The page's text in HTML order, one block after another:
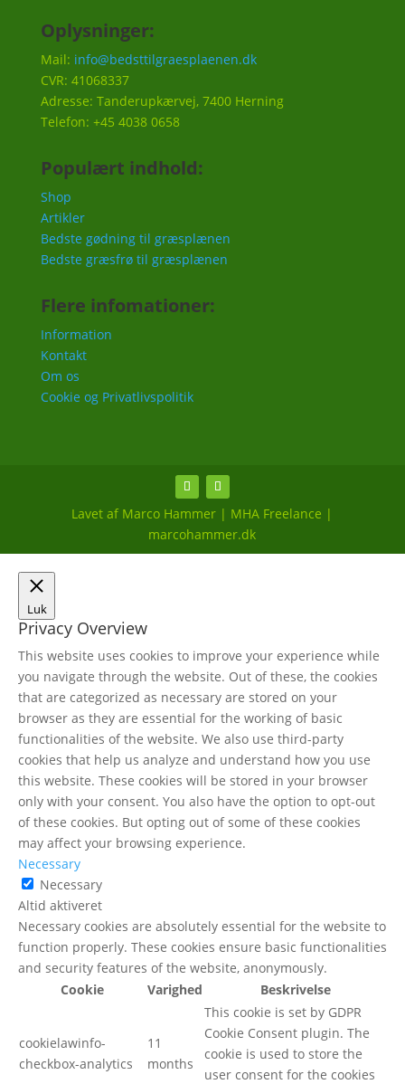
Oplysninger:
Mail: info@bedsttilgraesplaenen.dk
CVR: 41068337
Adresse: Tanderupkærvej, 7400 Herning
Telefon: +45 4038 0658
Populært indhold:
Shop
Artikler
Bedste gødning til græsplænen
Bedste græsfrø til græsplænen
Flere infomationer:
Information
Kontakt
Om os
Cookie og Privatlivspolitik
Lavet af Marco Hammer | MHA Freelance |
marcohammer.dk
Luk
Privacy Overview
This website uses cookies to improve your experience while
you navigate through the website. Out of these, the cookies
that are categorized as necessary are stored on your
browser as they are essential for the working of basic
functionalities of the website. We also use third-party
cookies that help us analyze and understand how you use
this website. These cookies will be stored in your browser
only with your consent. You also have the option to opt-out
of these cookies. But opting out of some of these cookies
may affect your browsing experience.
Necessary
Necessary
Altid aktiveret
Necessary cookies are absolutely essential for the website to
function properly. These cookies ensure basic functionalities
and security features of the website, anonymously.
Cookie
Varighed Beskrivelse
cookielawinfo-
checkbox-analytics
11
months
This cookie is set by GDPR
Cookie Consent plugin. The
cookie is used to store the
user consent for the cookies